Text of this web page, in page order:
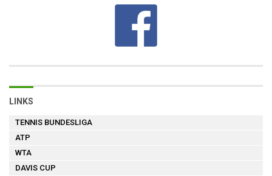
LINKS
TENNIS BUNDESLIGA
ATP
WTA
DAVIS CUP